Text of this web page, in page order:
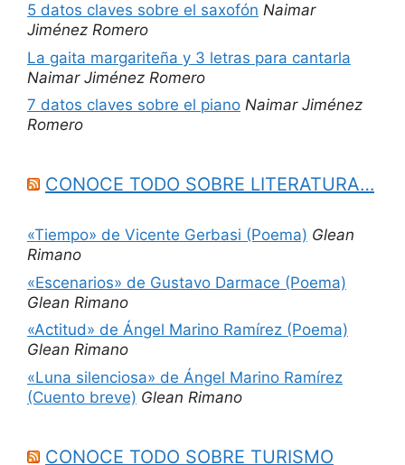
5 datos claves sobre el saxofón Naimar
Jiménez Romero
La gaita margariteña y 3 letras para cantarla
Naimar Jiménez Romero
7 datos claves sobre el piano Naimar Jiménez
Romero
CONOCE TODO SOBRE LITERATURA…
«Tiempo» de Vicente Gerbasi (Poema) Glean
Rimano
«Escenarios» de Gustavo Darmace (Poema)
Glean Rimano
«Actitud» de Ángel Marino Ramírez (Poema)
Glean Rimano
«Luna silenciosa» de Ángel Marino Ramírez
(Cuento breve) Glean Rimano
CONOCE TODO SOBRE TURISMO